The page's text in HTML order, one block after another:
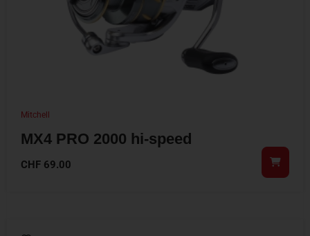
Mitchell
MX4 PRO 2000 hi-speed
CHF 69.00